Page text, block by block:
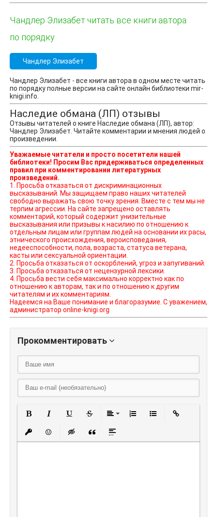
Чандлер Элизабет читать все книги автора
по порядку
Чандлер Элизабет
Чандлер Элизабет - все книги автора в одном месте читать
по порядку полные версии на сайте онлайн библиотеки mir-
knigi.info.
Наследие обмана (ЛП) отзывы
Отзывы читателей о книге Наследие обмана (ЛП), автор:
Чандлер Элизабет. Читайте комментарии и мнения людей о
произведении.
Уважаемые читатели и просто посетители нашей
библиотеки! Просим Вас придерживаться определенных
правил при комментировании литературных
произведений.
1. Просьба отказаться от дискриминационных
высказываний. Мы защищаем право наших читателей
свободно выражать свою точку зрения. Вместе с тем мы не
терпим агрессии. На сайте запрещено оставлять
комментарий, который содержит унизительные
высказывания или призывы к насилию по отношению к
отдельным лицам или группам людей на основании их расы,
этнического происхождения, вероисповедания,
недееспособности, пола, возраста, статуса ветерана,
касты или сексуальной ориентации.
2. Просьба отказаться от оскорблений, угроз и запугиваний.
3. Просьба отказаться от нецензурной лексики.
4. Просьба вести себя максимально корректно как по
отношению к авторам, так и по отношению к другим
читателям и их комментариям.
Надеемся на Ваше понимание и благоразумие. С уважением,
администратор online-knigi.org
Прокомментировать
Вставить защищенную ссылку
Вставить смайлик
Вставка скрытого текста
Вставка цитаты
Вставка спойлера